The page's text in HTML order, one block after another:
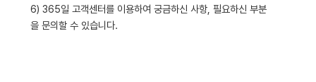
6) 365일 고객센터를 이용하여 궁금하신 사항, 필요하신 부분
을 문의할 수 있습니다.